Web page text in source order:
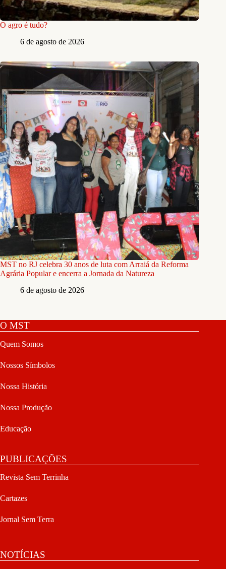
O agro é tudo?
6 de agosto de 2026
MST no RJ celebra 30 anos de luta com Arraiá da Reforma
Agrária Popular e encerra a Jornada da Natureza
6 de agosto de 2026
O MST
Quem Somos
Nossos Símbolos
Nossa História
Nossa Produção
Educação
PUBLICAÇÕES
Revista Sem Terrinha
Cartazes
Jornal Sem Terra
NOTÍCIAS